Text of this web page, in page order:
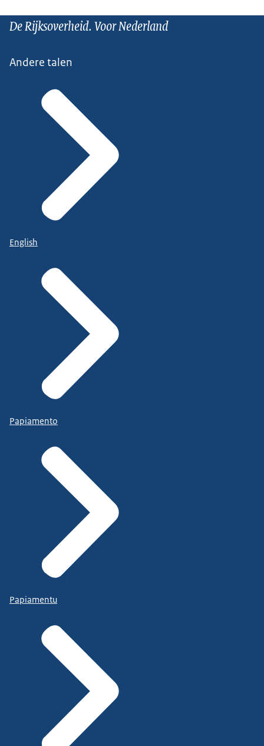
De Rijksoverheid. Voor Nederland
Andere talen
English
Papiamento
Papiamentu